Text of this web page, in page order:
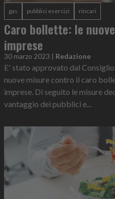
gas pubblici esercizi rincari
Caro bollette: le
imprese
30 marzo 2023 | Redazione
E' stato approvato dal
nuove misure contro il caro
imprese. Di seguito le misure
vantaggio dei pubblici e...